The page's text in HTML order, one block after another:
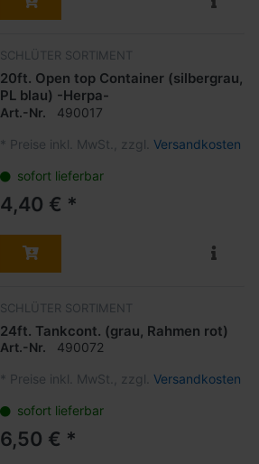
SCHLÜTER SORTIMENT
20ft. Open top Container (silbergrau,
PL blau) -Herpa-
Art.-Nr. 490017
* Preise inkl. MwSt., zzgl. Versandkosten
sofort lieferbar
4,40 € *
SCHLÜTER SORTIMENT
24ft. Tankcont. (grau, Rahmen rot)
Art.-Nr. 490072
* Preise inkl. MwSt., zzgl. Versandkosten
sofort lieferbar
6,50 € *